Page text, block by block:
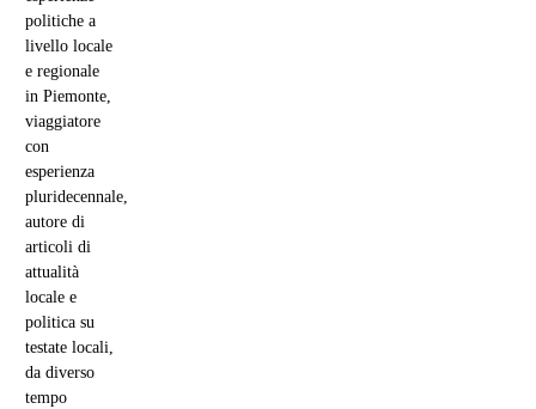
politiche a
livello locale
e regionale
in Piemonte,
viaggiatore
con
esperienza
pluridecennale,
autore di
articoli di
attualità
locale e
politica su
testate locali,
da diverso
tempo